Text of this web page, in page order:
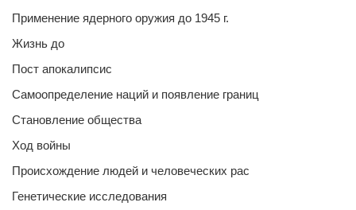
Применение ядерного оружия до 1945 г.
Жизнь до
Пост апокалипсис
Самоопределение наций и появление границ
Становление общества
Ход войны
Происхождение людей и человеческих рас
Генетические исследования